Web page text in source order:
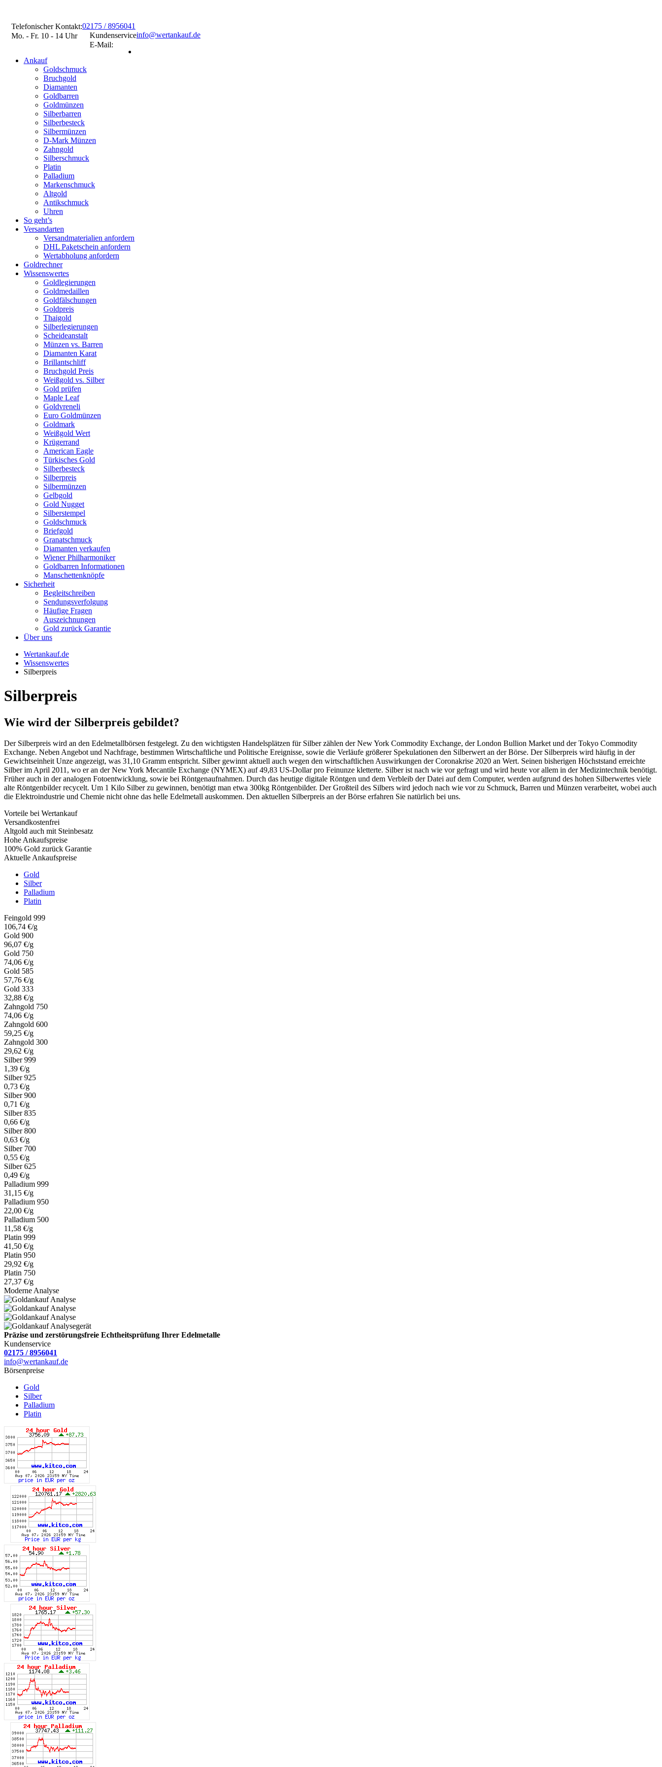
Telefonischer Kontakt:
Mo. - Fr. 10 - 14 Uhr
02175 / 8956041
Kundenservice
E-Mail:
info@wertankauf.de
Ankauf
Goldschmuck
Bruchgold
Diamanten
Goldbarren
Goldmünzen
Silberbarren
Silberbesteck
Silbermünzen
D-Mark Münzen
Zahngold
Silberschmuck
Platin
Palladium
Markenschmuck
Altgold
Antikschmuck
Uhren
So geht’s
Versandarten
Versandmaterialien anfordern
DHL Paketschein anfordern
Wertabholung anfordern
Goldrechner
Wissenswertes
Goldlegierungen
Goldmedaillen
Goldfälschungen
Goldpreis
Thaigold
Silberlegierungen
Scheideanstalt
Münzen vs. Barren
Diamanten Karat
Brillantschliff
Bruchgold Preis
Weißgold vs. Silber
Gold prüfen
Maple Leaf
Goldvreneli
Euro Goldmünzen
Goldmark
Weißgold Wert
Krügerrand
American Eagle
Türkisches Gold
Silberbesteck
Silberpreis
Silbermünzen
Gelbgold
Gold Nugget
Silberstempel
Goldschmuck
Briefgold
Granatschmuck
Diamanten verkaufen
Wiener Philharmoniker
Goldbarren Informationen
Manschettenknöpfe
Sicherheit
Begleitschreiben
Sendungsverfolgung
Häufige Fragen
Auszeichnungen
Gold zurück Garantie
Über uns
Wertankauf.de
Wissenswertes
Silberpreis
Silberpreis
Wie wird der Silberpreis gebildet?
Der Silberpreis wird an den Edelmetallbörsen festgelegt. Zu den wichtigsten Handelsplätzen für Silber zählen der New York Commodity Exchange, der London Bullion Market und der Tokyo Commodity
Exchange. Neben Angebot und Nachfrage, bestimmen Wirtschaftliche und Politische Ereignisse, sowie die Verläufe größerer Spekulationen den Silberwert an der Börse. Der Silberpreis wird häufig in der
Gewichtseinheit Unze angezeigt, was 31,10 Gramm entspricht. Silber gewinnt aktuell auch wegen den wirtschaftlichen Auswirkungen der Coronakrise 2020 an Wert. Seinen bisherigen Höchststand erreichte
Silber im April 2011, wo er an der New York Mecantile Exchange (NYMEX) auf 49,83 US-Dollar pro Feinunze kletterte. Silber ist nach wie vor gefragt und wird heute vor allem in der Medizintechnik benötigt.
Früher auch in der analogen Fotoentwicklung, sowie bei Röntgenaufnahmen. Durch das heutige digitale Röntgen und dem Verbleib der Datei auf dem Computer, werden aufgrund des hohen Silberwertes viele
alte Röntgenbilder recycelt. Um 1 Kilo Silber zu gewinnen, benötigt man etwa 300kg Röntgenbilder. Der Großteil des Silbers wird jedoch nach wie vor zu Schmuck, Barren und Münzen verarbeitet, wobei auch
die Elektroindustrie und Chemie nicht ohne das helle Edelmetall auskommen. Den aktuellen Silberpreis an der Börse erfahren Sie natürlich bei uns.
Vorteile bei Wertankauf
Versandkostenfrei
Altgold auch mit Steinbesatz
Hohe Ankaufspreise
100% Gold zurück Garantie
Aktuelle Ankaufspreise
Gold
Silber
Palladium
Platin
Feingold 999
106,74 €/g
Gold 900
96,07 €/g
Gold 750
74,06 €/g
Gold 585
57,76 €/g
Gold 333
32,88 €/g
Zahngold 750
74,06 €/g
Zahngold 600
59,25 €/g
Zahngold 300
29,62 €/g
Silber 999
1,39 €/g
Silber 925
0,73 €/g
Silber 900
0,71 €/g
Silber 835
0,66 €/g
Silber 800
0,63 €/g
Silber 700
0,55 €/g
Silber 625
0,49 €/g
Palladium 999
31,15 €/g
Palladium 950
22,00 €/g
Palladium 500
11,58 €/g
Platin 999
41,50 €/g
Platin 950
29,92 €/g
Platin 750
27,37 €/g
Moderne Analyse
Präzise und zerstörungsfreie Echtheitsprüfung Ihrer Edelmetalle
Kundenservice
02175 / 8956041
info@wertankauf.de
Börsenpreise
Gold
Silber
Palladium
Platin